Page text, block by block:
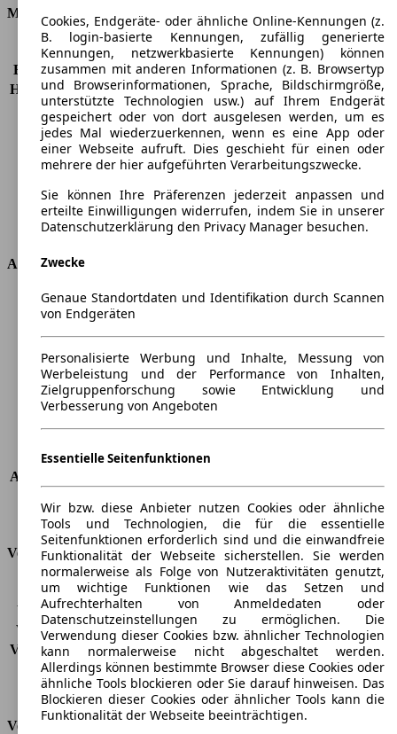
Motor & Leistung
KW (PS)
103 kW (140 PS)
Beschleunigung (0-100 km/h) 10,2s
Höchstgeschwindigkeit (km/h) 210 km/h
Anzahl der Gänge
5
Drehmoment
220 nm
Hubraum
2435 ccm
Kraftstoff
Benzin
Zylinder
Getriebe
Schaltgetriebe
Antriebsart
Vorderradantrieb
Abmessungen
Länge
4576 mm
Höhe
Breite
1804 mm
Radstand
-
Maximalgewicht
Max. Zuladung
-
4
Dachlast
-
Anhängelast (ungebremst)
Kofferraumvolumen
424 - 1034 l
Verbrauch
CO2 Emissionen*
208 g/km (komb.)
Verbrauch (Stadt)
11,9 l/100km
Verbrauch (Land)
6,8 l/100km
Verbrauch (komb.)* 8,7 l/100km
Schadstoffklasse
EU4
Tankinhalt
29 l
Versicherungsklassen
Cookies, Endgeräte- oder ähnliche Online-Kennungen (z.
B. login-basierte Kennungen, zufällig generierte
Kennungen, netzwerkbasierte Kennungen) können
zusammen mit anderen Informationen (z. B. Browsertyp
und Browserinformationen, Sprache, Bildschirmgröße,
unterstützte Technologien usw.) auf Ihrem Endgerät
gespeichert oder von dort ausgelesen werden, um es
jedes Mal wiederzuerkennen, wenn es eine App oder
einer Webseite aufruft. Dies geschieht für einen oder
mehrere der hier aufgeführten Verarbeitungszwecke.
Sie können Ihre Präferenzen jederzeit anpassen und
erteilte Einwilligungen widerrufen, indem Sie in unserer
Datenschutzerklärung den Privacy Manager besuchen.
Zwecke
Genaue Standortdaten und Identifikation durch Scannen
von Endgeräten
Personalisierte Werbung und Inhalte, Messung von
Werbeleistung und der Performance von Inhalten,
Zielgruppenforschung sowie Entwicklung und
Verbesserung von Angeboten
Essentielle Seitenfunktionen
Wir bzw. diese Anbieter nutzen Cookies oder ähnliche
Tools und Technologien, die für die essentielle
Seitenfunktionen erforderlich sind und die einwandfreie
Funktionalität der Webseite sicherstellen. Sie werden
normalerweise als Folge von Nutzeraktivitäten genutzt,
um wichtige Funktionen wie das Setzen und
Aufrechterhalten von Anmeldedaten oder
Datenschutzeinstellungen zu ermöglichen. Die
Verwendung dieser Cookies bzw. ähnlicher Technologien
kann normalerweise nicht abgeschaltet werden.
Allerdings können bestimmte Browser diese Cookies oder
ähnliche Tools blockieren oder Sie darauf hinweisen. Das
Blockieren dieser Cookies oder ähnlicher Tools kann die
Funktionalität der Webseite beeinträchtigen.